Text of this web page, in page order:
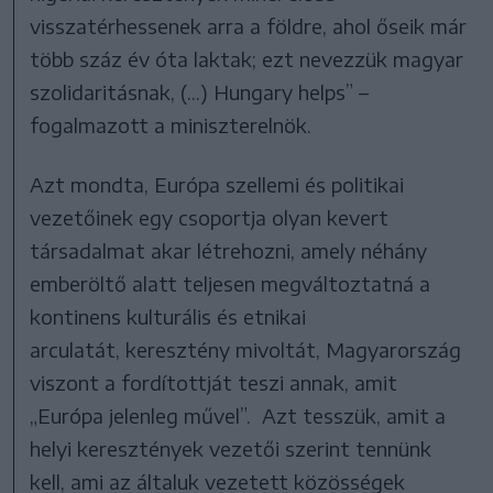
visszatérhessenek arra a földre, ahol őseik már
több száz év óta laktak; ezt nevezzük magyar
szolidaritásnak, (...) Hungary helps” –
fogalmazott a miniszterelnök.
Azt mondta, Európa szellemi és politikai
vezetőinek egy csoportja olyan kevert
társadalmat akar létrehozni, amely néhány
emberöltő alatt teljesen megváltoztatná a
kontinens kulturális és etnikai
arculatát, keresztény mivoltát, Magyarország
viszont a fordítottját teszi annak, amit
„Európa jelenleg művel”. Azt tesszük, amit a
helyi keresztények vezetői szerint tennünk
kell, ami az általuk vezetett közösségek